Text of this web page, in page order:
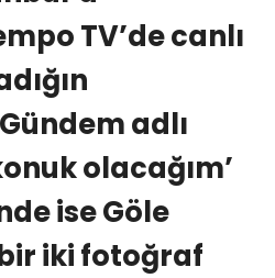
TV’de canlı
adlı
olacağım’
ise Göle
iki fotoğraf